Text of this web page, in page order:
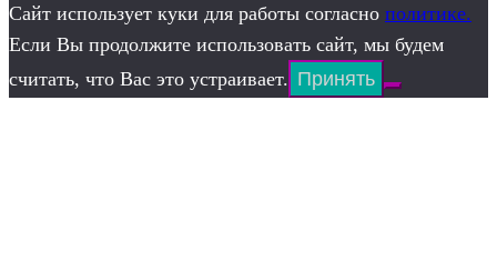
Сайт использует куки для работы согласно политике.
Если Вы продолжите использовать сайт, мы будем
считать, что Вас это устраивает. Принять